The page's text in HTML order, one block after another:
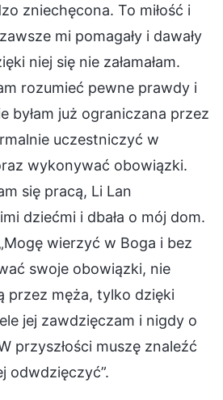
zniechęcona. To miłość i
mi pomagały i dawały
niej się nie załamałam.
rozumieć pewne prawdy i
byłam już ograniczana przez
uczestniczyć w
wykonywać obowiązki.
się pracą, Li Lan
dziećmi i dbała o mój dom.
wierzyć w Boga i bez
swoje obowiązki, nie
przez męża, tylko dzięki
jej zawdzięczam i nigdy o
przyszłości muszę znaleźć
odwdzięczyć”.